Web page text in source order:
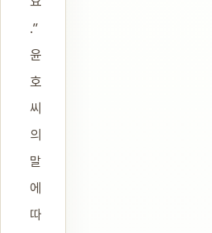
.”
윤
호
씨
의
말
에
따